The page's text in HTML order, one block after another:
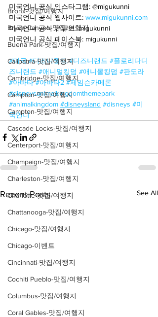
Bronx-맛집/여행지
Bryce Canyon-맛집/여행지
Buena Park-맛집/여행지
Calipatria-맛집/여행지
Cambridge-맛집/여행지
Campton-맛집/여행지
Campton-맛집/여행지
Cascade Locks-맛집/여행지
Centerport-맛집/여행지
Champaign-맛집/여행지
Charleston-맛집/여행지
Charlotte-맛집/여행지
Chattanooga-맛집/여행지
Chicago-맛집/여행지
Chicago-이벤트
Cincinnati-맛집/여행지
Cochiti Pueblo-맛집/여행지
Columbus-맛집/여행지
Coral Gables-맛집/여행지
미국언니 공식 인스타그램: @migukunni
미국언니 공식 웹사이트: www.migukunni.com
미국언니 공식 유튜브: migukunni
미국언니 공식 페이스북: migukunni
#미국 #디즈니월드 #디즈니랜드 #플로리다디
즈니랜드 #애니멀킹덤 #애니몰킹덤 #판도라
#아바타 #아바타2 #제임슨카메론
#disneysanimalkingdomthemepark
#animalkingdom #disneysland #disneys #미
국언니
Recent Posts See All